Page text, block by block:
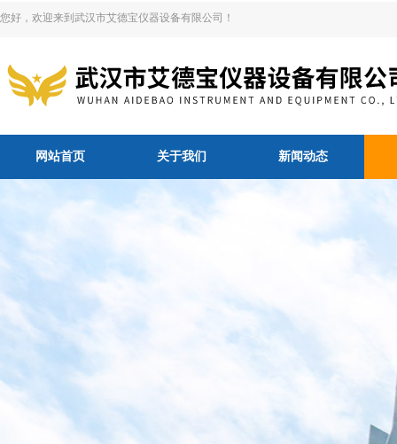
您好，欢迎来到武汉市艾德宝仪器设备有限公司！
网站首页 关于我们 新闻动态